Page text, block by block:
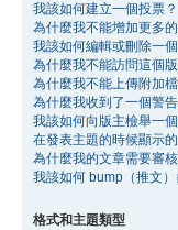
我該如何建立一個投票？
為什麼我不能增加更多
我該如何編輯或刪除一
為什麼我不能訪問這個版
為什麼我不能上傳附加檔
為什麼我收到了一個警告
我該如何向版主檢舉一
在發表主題的時候顯示
為什麼我的文章需要審
我該如何 bump（推文）
格式和主題類型